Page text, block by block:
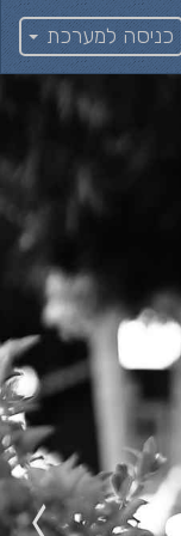
כניסה למערכת